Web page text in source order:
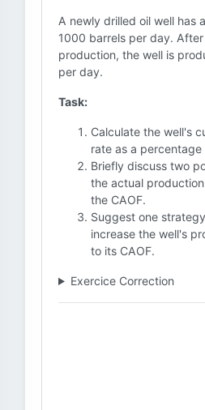
A newly drilled oil well has
1000 barrels per day.
production, the well is
per day.
Task:
Calculate the well's
rate as a percentage
Briefly discuss two
the actual
the CAOF.
Suggest one
increase the well's
to its CAOF.
Exercice Correction